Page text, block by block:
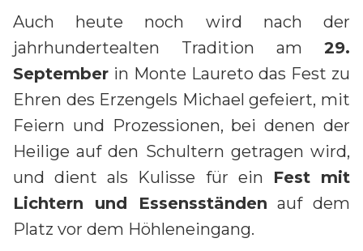
Auch heute noch wird nach der
jahrhundertealten Tradition am 29.
September in Monte Laureto das Fest zu
Ehren des Erzengels Michael gefeiert, mit
Feiern und Prozessionen, bei denen der
Heilige auf den Schultern getragen wird,
und dient als Kulisse für ein Fest mit
Lichtern und Essensständen auf dem
Platz vor dem Höhleneingang.